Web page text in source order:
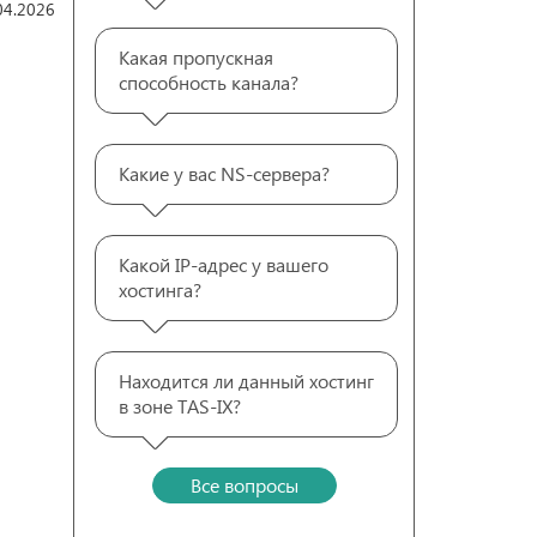
Какая пропускная
способность канала?
Какие у вас NS-сервера?
Какой IP-адрес у вашего
хостинга?
Находится ли данный хостинг
в зоне TAS-IX?
Все вопросы